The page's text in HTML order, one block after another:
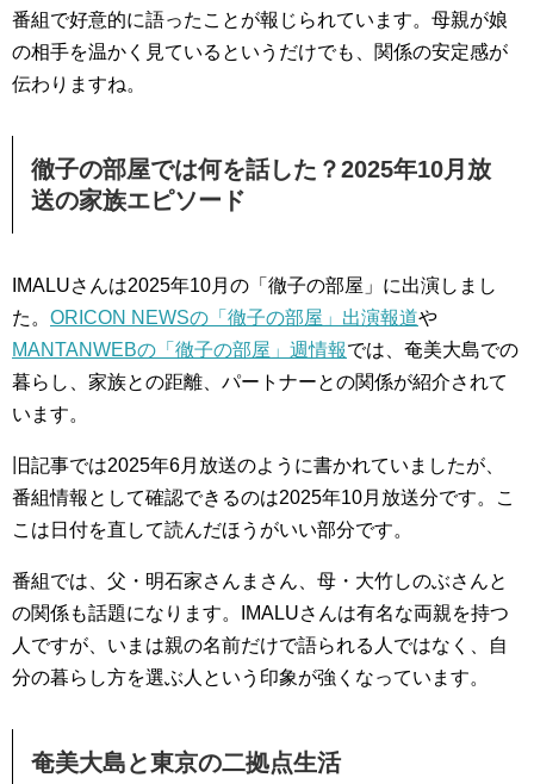
番組で好意的に語ったことが報じられています。母親が娘
の相手を温かく見ているというだけでも、関係の安定感が
伝わりますね。
徹子の部屋では何を話した？2025年10月放
送の家族エピソード
IMALUさんは2025年10月の「徹子の部屋」に出演しまし
た。 ORICON NEWSの「徹子の部屋」出演報道や
MANTANWEBの「徹子の部屋」週情報では、奄美大島での
暮らし、家族との距離、パートナーとの関係が紹介されて
います。
旧記事では2025年6月放送のように書かれていましたが、
番組情報として確認できるのは2025年10月放送分です。こ
こは日付を直して読んだほうがいい部分です。
番組では、父・明石家さんまさん、母・大竹しのぶさんと
の関係も話題になります。IMALUさんは有名な両親を持つ
人ですが、いまは親の名前だけで語られる人ではなく、自
分の暮らし方を選ぶ人という印象が強くなっています。
奄美大島と東京の二拠点生活